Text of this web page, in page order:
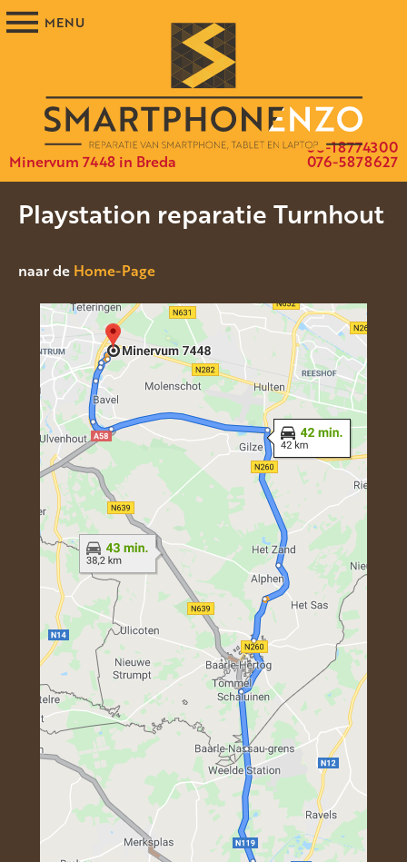
Minervum 7448 in Breda 076-5878627
06-18774300
Playstation reparatie Turnhout
naar de Home-Page